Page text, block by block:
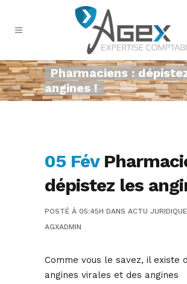
Pharmaciens :
angines !
05 Fév
dépistez les
POSTÉ À 05:45H DANS ACTU JURIDIQUE
AGXADMIN
Comme vous le savez, il existe
angines virales et des angines